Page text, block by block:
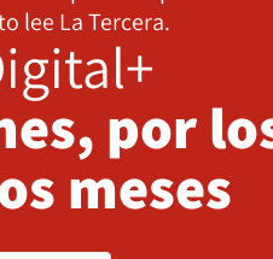
lee La Tercera.
por
meses